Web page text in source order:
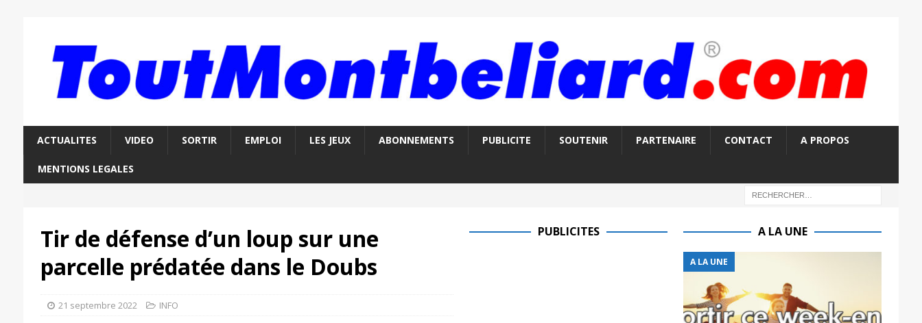
ACTUALITES VIDEO SORTIR EMPLOI LES JEUX ABONNEMENTS PUBLICITE SOUTENIR PARTENAIRE CONTACT A PROPOS
MENTIONS LEGALES
Tir de défense d’un loup sur une
parcelle prédatée dans le Doubs
21 septembre 2022 INFO
PUBLICITES A LA UNE
A LA UNE